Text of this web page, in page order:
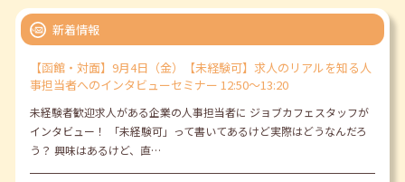
新着情報
【函館・対面】9月4日（金）【未経験可】求人のリアルを知る人
事担当者へのインタビューセミナー 12:50～13:20
未経験者歓迎求人がある企業の人事担当者に ジョブカフェスタッフが
インタビュー！ 「未経験可」って書いてあるけど実際はどうなんだろ
う？ 興味はあるけど、直…